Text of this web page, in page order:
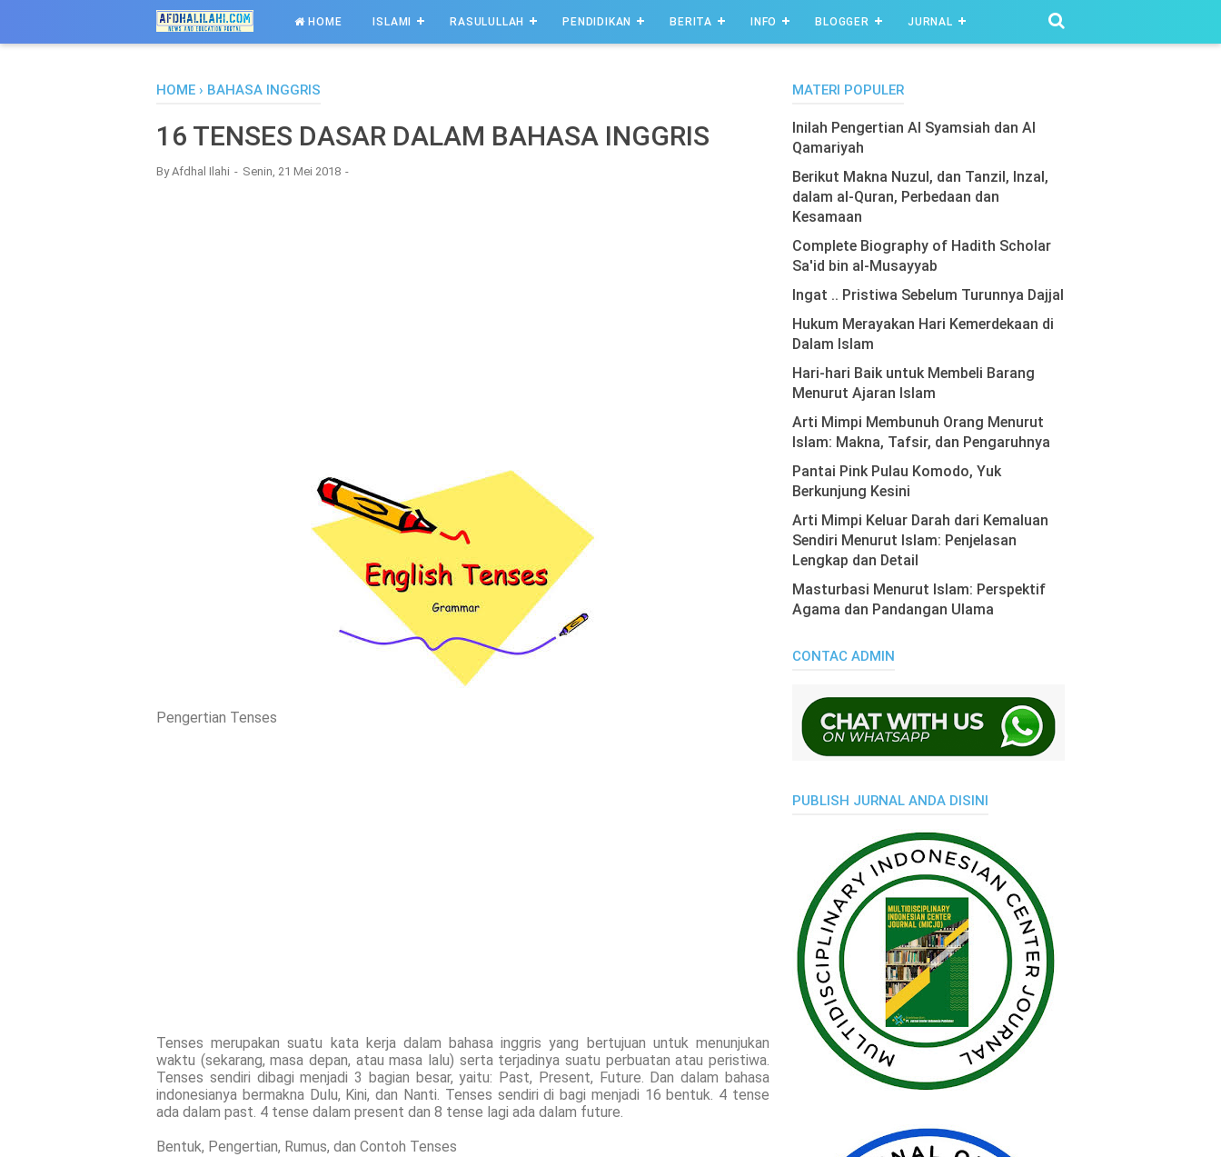
HOME ISLAMI RASULULLAH PENDIDIKAN BERITA INFO BLOGGER JURNAL
HOME › BAHASA INGGRIS
16 TENSES DASAR DALAM BAHASA INGGRIS
ByAfdhal Ilahi Senin, 21 Mei 2018
Pengertian Tenses
Tenses merupakan suatu kata kerja dalam bahasa inggris yang bertujuan untuk menunjukan
waktu (sekarang, masa depan, atau masa lalu) serta terjadinya suatu perbuatan atau peristiwa.
Tenses sendiri dibagi menjadi 3 bagian besar, yaitu: Past, Present, Future. Dan dalam bahasa
indonesianya bermakna Dulu, Kini, dan Nanti. Tenses sendiri di bagi menjadi 16 bentuk. 4 tense
ada dalam past. 4 tense dalam present dan 8 tense lagi ada dalam future.
Bentuk, Pengertian, Rumus, dan Contoh Tenses
MATERI POPULER
Inilah Pengertian Al Syamsiah dan Al
Qamariyah
Berikut Makna Nuzul, dan Tanzil, Inzal,
dalam al-Quran, Perbedaan dan
Kesamaan
Complete Biography of Hadith Scholar
Sa'id bin al-Musayyab
Ingat .. Pristiwa Sebelum Turunnya Dajjal
Hukum Merayakan Hari Kemerdekaan di
Dalam Islam
Hari-hari Baik untuk Membeli Barang
Menurut Ajaran Islam
Arti Mimpi Membunuh Orang Menurut
Islam: Makna, Tafsir, dan Pengaruhnya
Pantai Pink Pulau Komodo, Yuk
Berkunjung Kesini
Arti Mimpi Keluar Darah dari Kemaluan
Sendiri Menurut Islam: Penjelasan
Lengkap dan Detail
Masturbasi Menurut Islam: Perspektif
Agama dan Pandangan Ulama
CONTAC ADMIN
PUBLISH JURNAL ANDA DISINI